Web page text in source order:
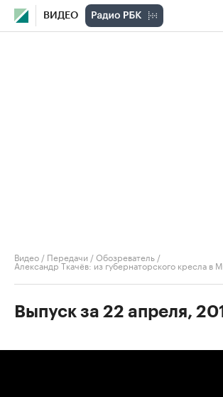
ВИДЕО
Видео / Передачи /Обозреватель /
Александр Ткачёв: из губернаторского кресла в
Выпуск за 22 апреля,